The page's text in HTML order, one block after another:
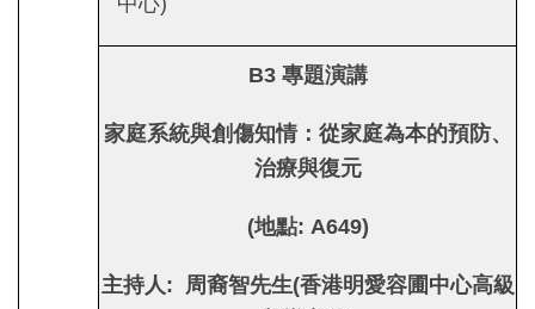
B3 專題演講
家庭系統與創傷知情：從家庭為本的預防、
治療與復元
(地點: A649)
主持人 :
周裔智先生(香港明愛容圃中心高級